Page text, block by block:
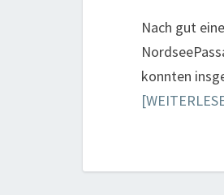
Nach gut
konnten